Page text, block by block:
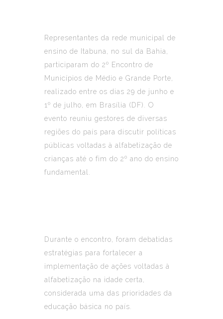
Representantes da rede municipal de
ensino de Itabuna, no sul da Bahia,
participaram do 2º Encontro de
Municípios de Médio e Grande Porte,
realizado entre os dias 29 de junho e
1º de julho, em Brasília (DF). O
evento reuniu gestores de diversas
regiões do país para discutir políticas
públicas voltadas à alfabetização de
crianças até o fim do 2º ano do ensino
fundamental.
Durante o encontro, foram debatidas
estratégias para fortalecer a
implementação de ações voltadas à
alfabetização na idade certa,
considerada uma das prioridades da
educação básica no país.